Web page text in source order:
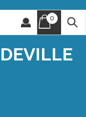
0